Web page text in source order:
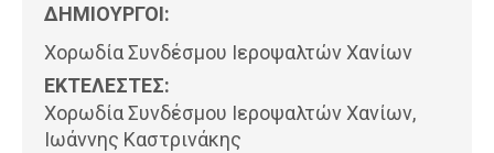
ΔΗΜΙΟΥΡΓΟΙ:
Χορωδία Συνδέσμου Ιεροψαλτών Χανίων
ΕΚΤΕΛΕΣΤΕΣ:
Χορωδία Συνδέσμου Ιεροψαλτών Χανίων,
Ιωάννης Καστρινάκης